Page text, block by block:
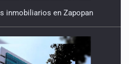
inmobiliarios en Zapopan